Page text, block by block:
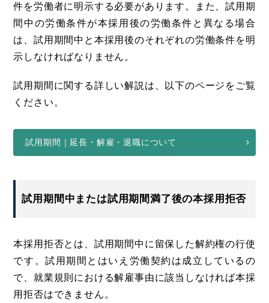
件を労働者に明示する必要があります。また、試用期
間中の労働条件が本採用後の労働条件と異なる場合
は、試用期間中と本採用後のそれぞれの労働条件を明
示しなければなりません。
試用期間に関する詳しい解説は、以下のページをご覧
ください。
試用期間｜延長・解雇・退職について
試用期間中または試用期間満了後の本採用拒否
本採用拒否とは、試用期間中に留保した解約権の行使
です。試用期間とはいえ労働契約は成立しているの
で、就業規則における解雇事由に該当しなければ本採
用拒否はできません。